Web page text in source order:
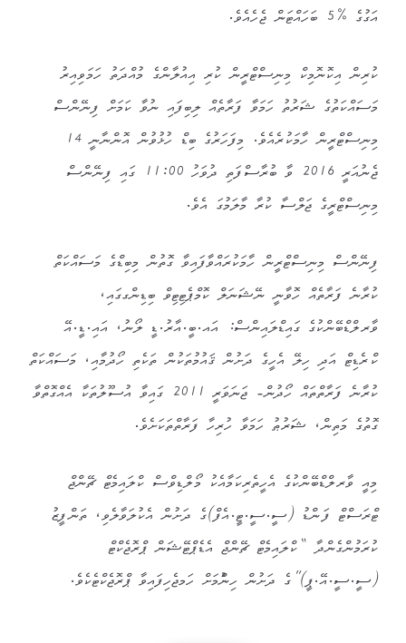
އަގުގެ %5 ބަހައްޓަން ޖެހެއެވެ.
ކުރިން އިކޮނޮމިކް މިނިސްޓްރީން ކުރި އިއުލާންގެ މުއްދަތު ހަމަވިއިރު
މަސައްކަތުގެ ޝަރުތު ހަމަވާ ފަރާތެއް ލިބިފައި ނުވާ ކަމަށް ފިނޭންސް
މިނިސްޓްރީން ހާމަކުރެއެވެ. މިފަހަރުގެ ބިޑް ހުޅުވުން އޮންނާނީ 14
ޖެނުއަރީ 2016 ވާ ބުރާސްފަތި ދުވަހު 11:00 ގައި ފިނޭންސް
މިނިސްޓްރީގެ ޖަލްސާ ކުރާ މާލަމުގަ އެވެ.
ފިނޭންސް މިނިސްޓްރީން ހާމަކުރައްވާފައިވާ ގޮތުން މިބިޑްގެ މަސައްކަތް
ކުރާނެ ފަރާތެއް ހޮވާނީ ނޭޝަނަލް ކޮމްޕެޓިޓިވް ބިޑިންގގައި،
ވާރލްޑްބޭންކުގެ ގައިޑްލައިންސް: އައ.ބީ.އާރު.ޑީ ލޯނު، އައި.ޑީ.އޭ
ކްރެޑިޓް އަދި ހިލޭ އެހީގެ ދަށުން ޤައުމުތަކުން ތަކެތި ހޯދުމާއި، މަސައްކަތް
ކުރާނެ ފަރާތްތައް ހޯދުން- ޖަނަވަރީ 2011 ގައިވާ އުސޫލުތަކާ އެއްގޮތްވާ
ގޮތުގެ މަތިން، ޝަރުޠު ހަމަވާ ހުރިހާ ފަރާތްތަކަށެވެ.
މިއީ ވާރލްޑްބޭންކުގެ އެހީތެރިކަމާއެކު މޯލްޑިވްސް ކްލައިމެޓް ޗޭންޖް
ޓްރަސްޓް ފަންޑު (ސީ.ސީ.ޓީ.އެފް)ގެ ދަށުން އެކުލަވާލެވި، ތަންފީޒު
ކުރަމުންގެންދާ “ކްލައިމެޓް ޗޭންޖް އެޑެޕްޓޭޝަން ޕްރޮޖެކްޓް
(ސީ.ސީ.އޭ.ޕީ)”ގެ ދަށުން ހިންުމަށް ހަމޖެހިފައިވާ ޕްރޮޖެކްޓެކެވެ.